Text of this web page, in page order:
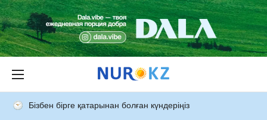
Бізбен бірге қатарынан болған күндеріңіз